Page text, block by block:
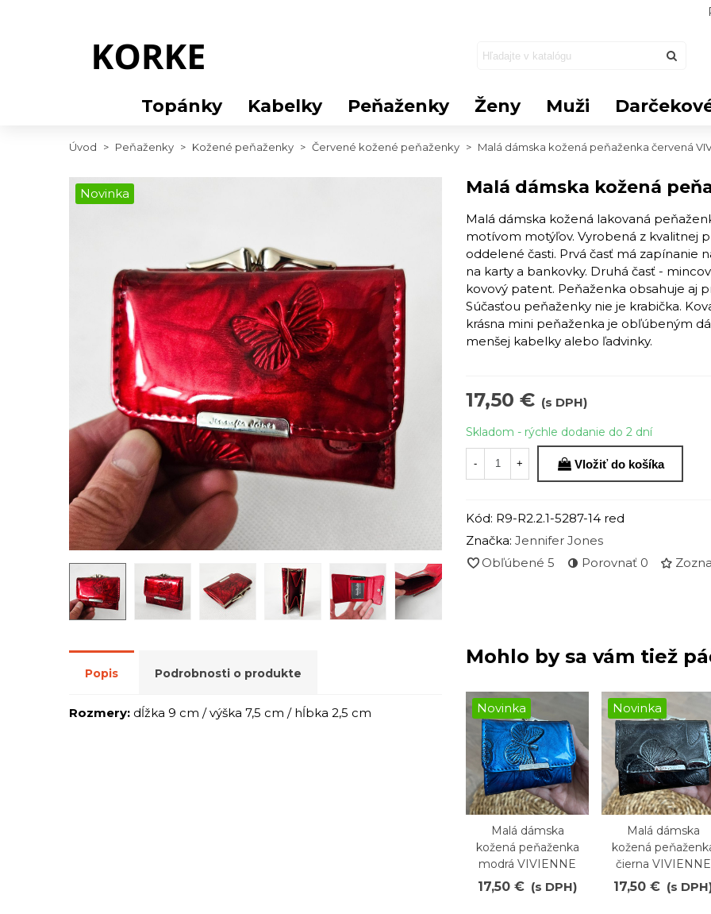
Topánky Kabelky Peňaženky Ženy Muži
Úvod > Peňaženky > Kožené peňaženky > Červené kožené peňaženky > Malá dámska kožená peňaženka červená
Novinka Malá dámska kožená
Malá dámska kožená lakovaná
motívom motýľov. Vyrobená z kvalitnej
oddelené časti. Prvá časť má zapínanie
na karty a bankovky. Druhá časť -
kovový patent. Peňaženka obsahuje aj
Súčasťou peňaženky nie je krabička.
krásna mini peňaženka je obľúbeným
menšej kabelky alebo ľadvinky.
17,50 € (s DPH)
Skladom - rýchle dodanie do 2 dní
- + Vložiť do košíka
Kód: R9-R2.2.1-5287-14 red
Značka: Jennifer Jones
Obľúbené 5 Porovnať 0
Popis Podrobnosti o produkte
Rozmery: dĺžka 9 cm / výška 7,5 cm / hĺbka 2,5 cm
Mohlo by sa vám tiež
Novinka
Obľúbené
Malá dámska
kožená peňaženka
modrá VIVIENNE
17,50 € (s DPH)
Novinka
Obľúbené
Malá dámska
kožená
čierna VIVIENNE
17,50 € (s